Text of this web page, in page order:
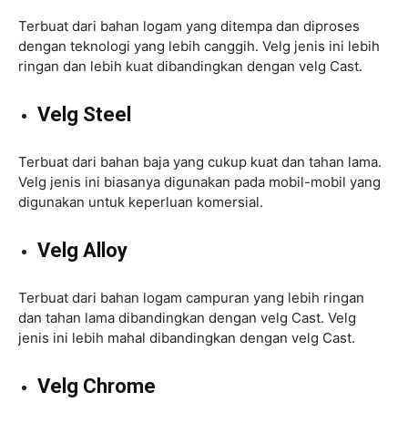
Terbuat dari bahan logam yang ditempa dan diproses
dengan teknologi yang lebih canggih. Velg jenis ini lebih
ringan dan lebih kuat dibandingkan dengan velg Cast.
Velg Steel
Terbuat dari bahan baja yang cukup kuat dan tahan lama.
Velg jenis ini biasanya digunakan pada mobil-mobil yang
digunakan untuk keperluan komersial.
Velg Alloy
Terbuat dari bahan logam campuran yang lebih ringan
dan tahan lama dibandingkan dengan velg Cast. Velg
jenis ini lebih mahal dibandingkan dengan velg Cast.
Velg Chrome